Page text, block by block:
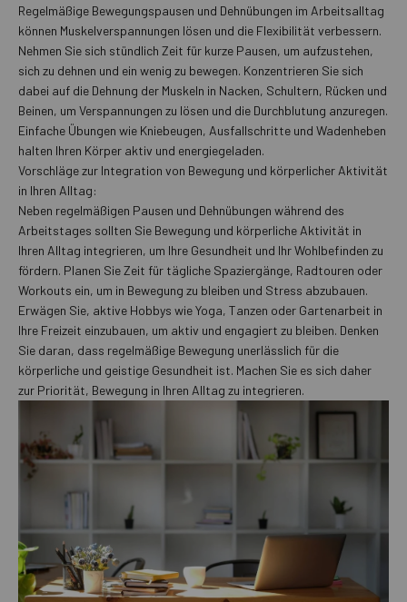
Regelmäßige Bewegungspausen und Dehnübungen im Arbeitsalltag
können Muskelverspannungen lösen und die Flexibilität verbessern.
Nehmen Sie sich stündlich Zeit für kurze Pausen, um aufzustehen,
sich zu dehnen und ein wenig zu bewegen. Konzentrieren Sie sich
dabei auf die Dehnung der Muskeln in Nacken, Schultern, Rücken und
Beinen, um Verspannungen zu lösen und die Durchblutung anzuregen.
Einfache Übungen wie Kniebeugen, Ausfallschritte und Wadenheben
halten Ihren Körper aktiv und energiegeladen.
Vorschläge zur Integration von Bewegung und körperlicher Aktivität
in Ihren Alltag:
Neben regelmäßigen Pausen und Dehnübungen während des
Arbeitstages sollten Sie Bewegung und körperliche Aktivität in
Ihren Alltag integrieren, um Ihre Gesundheit und Ihr Wohlbefinden zu
fördern. Planen Sie Zeit für tägliche Spaziergänge, Radtouren oder
Workouts ein, um in Bewegung zu bleiben und Stress abzubauen.
Erwägen Sie, aktive Hobbys wie Yoga, Tanzen oder Gartenarbeit in
Ihre Freizeit einzubauen, um aktiv und engagiert zu bleiben. Denken
Sie daran, dass regelmäßige Bewegung unerlässlich für die
körperliche und geistige Gesundheit ist. Machen Sie es sich daher
zur Priorität, Bewegung in Ihren Alltag zu integrieren.